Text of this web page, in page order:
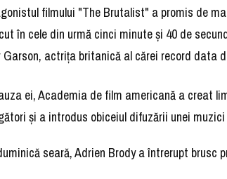
filmului "The Brutalist" a promis de
în cele din urmă cinci minute şi 40 de
Garson, actriţa britanică al cărei record data
ei, Academia de film americană a creat
şi a introdus obiceiul difuzării unei
seară, Adrien Brody a întrerupt brusc